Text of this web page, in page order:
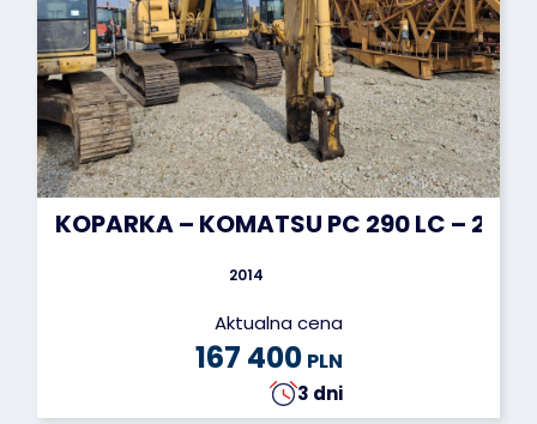
KOPARKA – KOMATSU PC 290 LC –
2014
Aktualna cena
167 400 PLN
3 dni